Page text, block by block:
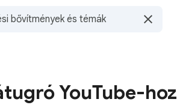
YouTube-hoz